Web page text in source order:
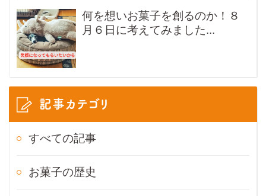
何を想いお菓子を創るのか！８
月６日に考えてみました...
記事カテゴリ
すべての記事
お菓子の歴史